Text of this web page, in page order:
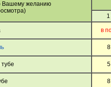
Вашему желанию
в